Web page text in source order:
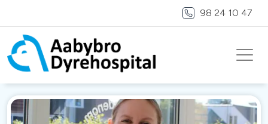
98 24 10 47